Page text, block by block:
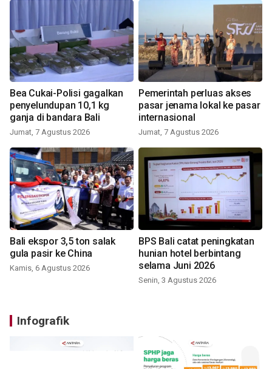
Bea Cukai-Polisi gagalkan
penyelundupan 10,1 kg
ganja di bandara Bali
Jumat, 7 Agustus 2026
Pemerintah perluas akses
pasar jenama lokal ke pasar
internasional
Jumat, 7 Agustus 2026
Bali ekspor 3,5 ton salak
gula pasir ke China
Kamis, 6 Agustus 2026
BPS Bali catat peningkatan
hunian hotel berbintang
selama Juni 2026
Senin, 3 Agustus 2026
Infografik